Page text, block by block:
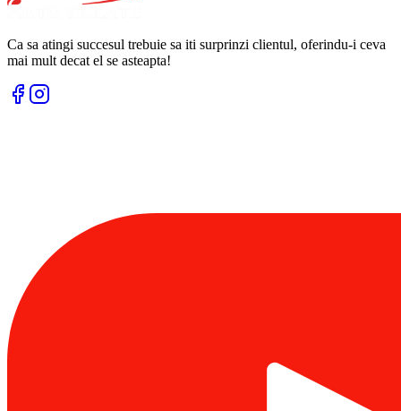
Ca sa atingi succesul trebuie sa iti surprinzi clientul, oferindu-i ceva
mai mult decat el se asteapta!